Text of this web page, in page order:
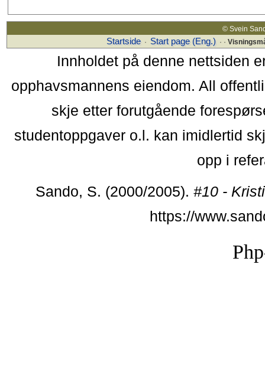
© Svein
Startside · Start page (Eng.) · ·
Innholdet på denne nettsiden
opphavsmannens eiendom. All
skje etter forutgående
studentoppgaver o.l. kan imidlertid
opp i
Sando, S. (2000/2005). #10 -
https://